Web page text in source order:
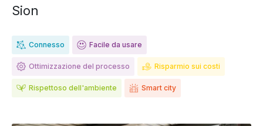
Sion
Connesso Facile da usare
Ottimizzazione del processo Risparmio sui costi
Rispettoso dell'ambiente Smart city